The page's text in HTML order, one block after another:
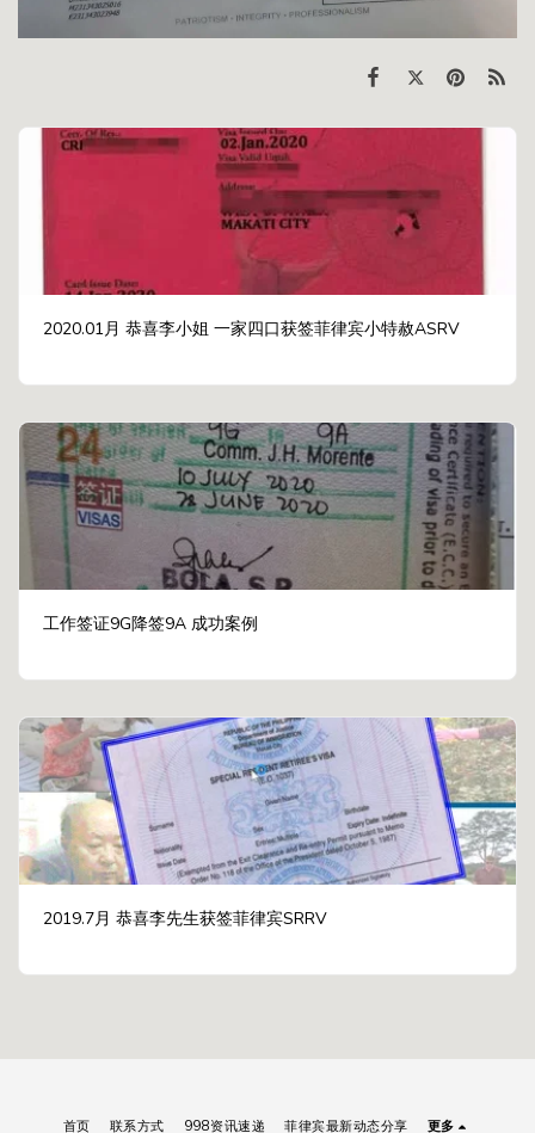
2020.01月 恭喜李小姐 一家四口获签菲律宾小特赦ASRV
工作签证9G降签9A 成功案例
2019.7月 恭喜李先生获签菲律宾SRRV
首页 联系方式 998资讯速递 菲律宾最新动态分享 更多